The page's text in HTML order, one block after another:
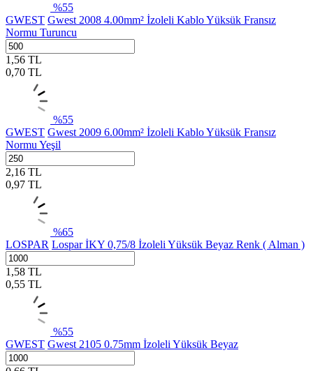
%55
GWEST Gwest 2008 4.00mm² İzoleli Kablo Yüksük Fransız
Normu Turuncu
1,56 TL
0,70 TL
%55
GWEST Gwest 2009 6.00mm² İzoleli Kablo Yüksük Fransız
Normu Yeşil
2,16 TL
0,97 TL
%65
LOSPAR Lospar İKY 0,75/8 İzoleli Yüksük Beyaz Renk ( Alman )
1,58 TL
0,55 TL
%55
GWEST Gwest 2105 0.75mm İzoleli Yüksük Beyaz